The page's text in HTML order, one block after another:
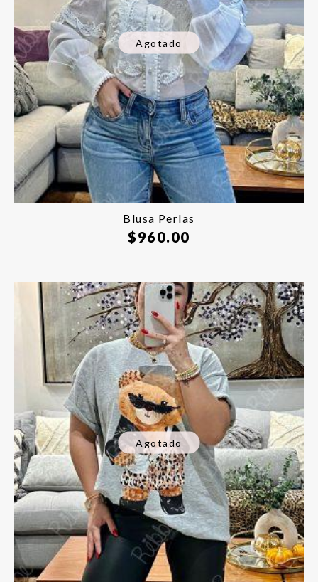
Agotado
Blusa Perlas
$960.00
Agotado